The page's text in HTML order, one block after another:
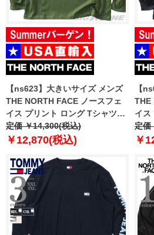
【ns623】大きいサイズ メンズ
THE NORTH FACE ノースフェ
イス プリント ロング Tシャツ
USA直輸入 nf0a8f0j-bri
定価 ￥14,300(税込)
￥12,870(税込)
【
THE
イス
USA
定価
￥